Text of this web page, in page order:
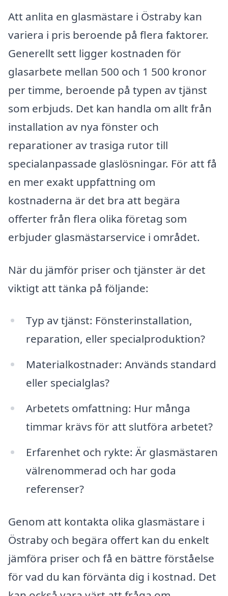
Att anlita en glasmästare i Östraby kan
variera i pris beroende på flera faktorer.
Generellt sett ligger kostnaden för
glasarbete mellan 500 och 1 500 kronor
per timme, beroende på typen av tjänst
som erbjuds. Det kan handla om allt från
installation av nya fönster och
reparationer av trasiga rutor till
specialanpassade glaslösningar. För att få
en mer exakt uppfattning om
kostnaderna är det bra att begära
offerter från flera olika företag som
erbjuder glasmästarservice i området.
När du jämför priser och tjänster är det
viktigt att tänka på följande:
Typ av tjänst: Fönsterinstallation,
reparation, eller specialproduktion?
Materialkostnader: Används standard
eller specialglas?
Arbetets omfattning: Hur många
timmar krävs för att slutföra arbetet?
Erfarenhet och rykte: Är glasmästaren
välrenommerad och har goda
referenser?
Genom att kontakta olika glasmästare i
Östraby och begära offert kan du enkelt
jämföra priser och få en bättre förståelse
för vad du kan förvänta dig i kostnad. Det